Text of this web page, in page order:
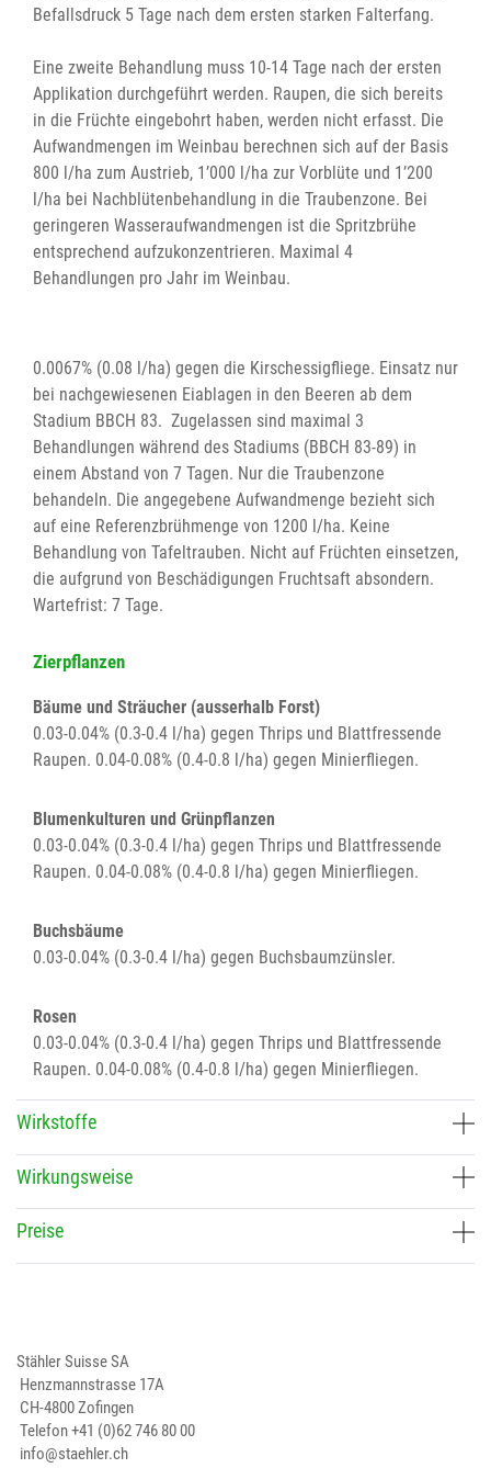
Befallsdruck 5 Tage nach dem ersten starken Falterfang.
Eine zweite Behandlung muss 10-14 Tage nach der ersten
Applikation durchgeführt werden. Raupen, die sich bereits
in die Früchte eingebohrt haben, werden nicht erfasst. Die
Aufwandmengen im Weinbau berechnen sich auf der Basis
800 l/ha zum Austrieb, 1’000 l/ha zur Vorblüte und 1’200
l/ha bei Nachblütenbehandlung in die Traubenzone. Bei
geringeren Wasseraufwandmengen ist die Spritzbrühe
entsprechend aufzukonzentrieren. Maximal 4
Behandlungen pro Jahr im Weinbau.
0.0067% (0.08 l/ha) gegen die Kirschessigfliege. Einsatz nur
bei nachgewiesenen Eiablagen in den Beeren ab dem
Stadium BBCH 83. Zugelassen sind maximal 3
Behandlungen während des Stadiums (BBCH 83-89) in
einem Abstand von 7 Tagen. Nur die Traubenzone
behandeln. Die angegebene Aufwandmenge bezieht sich
auf eine Referenzbrühmenge von 1200 l/ha. Keine
Behandlung von Tafeltrauben. Nicht auf Früchten einsetzen,
die aufgrund von Beschädigungen Fruchtsaft absondern.
Wartefrist: 7 Tage.
Zierpflanzen
Bäume und Sträucher (ausserhalb Forst)
0.03-0.04% (0.3-0.4 l/ha) gegen Thrips und Blattfressende
Raupen. 0.04-0.08% (0.4-0.8 l/ha) gegen Minierfliegen.
Blumenkulturen und Grünpflanzen
0.03-0.04% (0.3-0.4 l/ha) gegen Thrips und Blattfressende
Raupen. 0.04-0.08% (0.4-0.8 l/ha) gegen Minierfliegen.
Buchsbäume
0.03-0.04% (0.3-0.4 l/ha) gegen Buchsbaumzünsler.
Rosen
0.03-0.04% (0.3-0.4 l/ha) gegen Thrips und Blattfressende
Raupen. 0.04-0.08% (0.4-0.8 l/ha) gegen Minierfliegen.
Wirkstoffe
Wirkungsweise
Preise
Stähler Suisse SA
Henzmannstrasse 17A
CH-4800 Zofingen
Telefon+41 (0)62 746 80 00
info@staehler.ch